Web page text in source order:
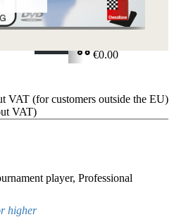
Login
SHOPPING CART
€0.00
VAT (for customers outside the EU)
VAT)
player, Professional
higher